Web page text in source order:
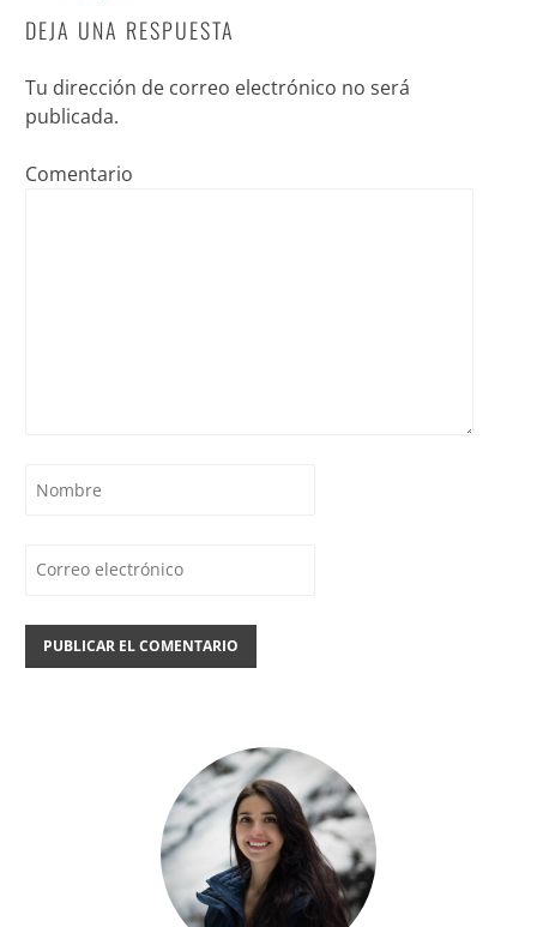
DEJA UNA RESPUESTA
Tu dirección de correo electrónico no será
publicada.
Comentario